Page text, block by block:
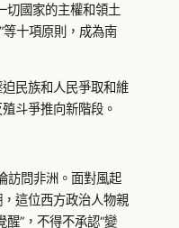
切國家的主權和領土
等十項原則，成為南
民族和人民爭取和維
斗爭推向新階段。
訪問非洲。面對風起
這位西方政治人物親
醒”，不得不承認“變